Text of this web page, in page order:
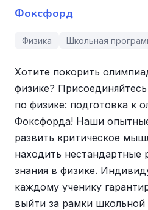
Фоксфорд
Физика Школьная
Хотите покорить
физике?
по физике: подготовка к
Фоксфорда! Наши
развить критическое
находить нестандартные
знания в физике.
каждому ученику
выйти за рамки